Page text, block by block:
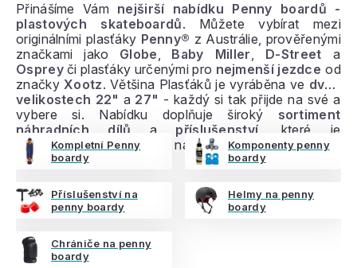
Přinášíme Vám nejširší nabídku Penny boardů -
plastových skateboardů. Můžete vybírat mezi
originálními plasťáky Penny® z Austrálie, prověřenými
značkami jako Globe, Baby Miller, D-Street a
Ospreyči plasťáky určenými pro nejmenší jezdce od
značkyXootz. Většina Plasťáků je vyráběna ve dvou
velikostech 22" a 27" - každý si tak přijde na své a
vybere si. Nabídku doplňuje široký sortiment
náhradních dílů a příslušenství , které je
kompatibilnípro všechny nabízené značky.
Kompletní Penny
boardy
Komponenty penny
boardy
Příslušenství na
penny boardy
Helmy na penny
boardy
Chrániče na penny
boardy